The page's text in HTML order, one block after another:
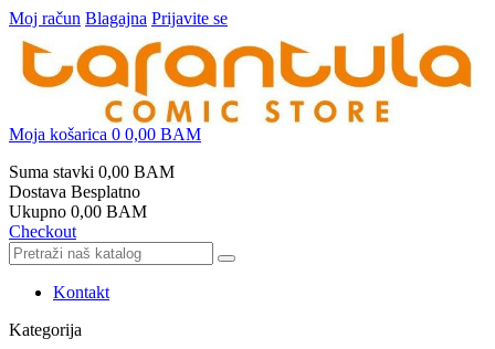
Moj račun Blagajna Prijavite se
Moja košarica 0 0,00 BAM
Suma stavki 0,00 BAM
Dostava Besplatno
Ukupno 0,00 BAM
Checkout
Kontakt
Kategorija